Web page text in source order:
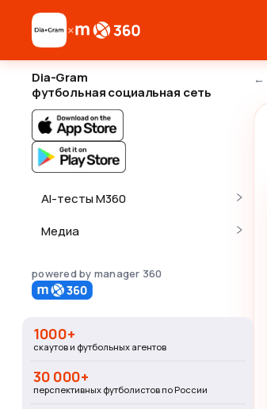
×
Dia-Gram
футбольная социальная сеть
AI-тесты M360
Медиа
powered by manager 360
1000+
скаутов и футбольных агентов
30 000+
перспективных футболистов по России
←